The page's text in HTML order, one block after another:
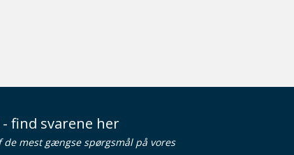
find svarene her
de mest gængse spørgsmål på vores